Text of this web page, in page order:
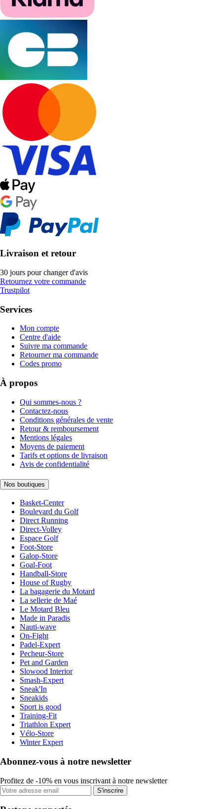
Livraison et retour
30 jours pour changer d'avis
Retournez votre commande
Trustpilot
Services
Mon compte
Centre d'aide
Suivre ma commande
Retourner ma commande
Codes promo
À propos
Qui sommes-nous ?
Contactez-nous
Conditions générales de vente
Retour & remboursement
Mentions légales
Moyens de paiement
Tarifs et options de livraison
Avis de confidentialité
Nos boutiques
Basket-Center
Boulevard du Golf
Direct Running
Direct-Volley
Espace Golf
Foot-Store
Galop-Store
Goal-Foot
Handball-Store
House of Rugby
La bagagerie du Motard
La sellerie de Maé
Le Motard Bleu
Made in Paradis
Nauti-wave
On-Fight
Padel-Expert
Pecheur-Store
Pet and Garden
Slowood Interior
Smash-Expert
Sneak'In
Sneakids
Sport is good
Training-Fit
Triathlon Expert
Vélo-Store
Winter Expert
Abonnez-vous à notre newsletter
Profitez de -10% en vous inscrivant à notre newsletter
S'inscrire